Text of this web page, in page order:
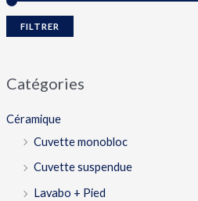
FILTRER
Catégories
Céramique
Cuvette monobloc
Cuvette suspendue
Lavabo + Pied